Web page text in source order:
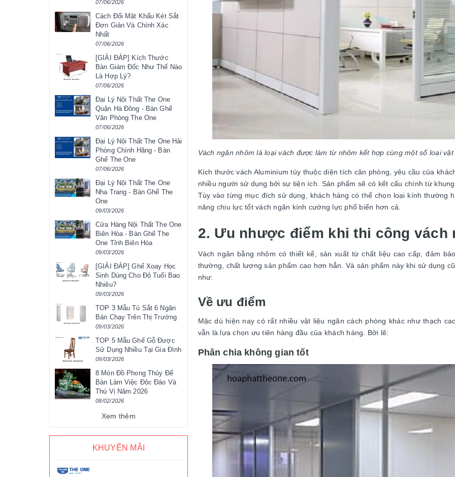
Vách ngăn nhôm là loại vách được làm từ nhôm kết hợp cùng một số loại
Kích thước vách Aluminium tùy thuộc diện tích căn phòng, yêu cầu của
nhiều người sử dụng bởi sự tiện ích. Sản phẩm sẽ có kết cấu chính từ
Tùy vào từng mục đích sử dụng, khách hàng có thể chọn loại kính thường
năng chịu lực tốt vách ngăn kính cường lực phổ biến hơn cả.
2. Ưu nhược điểm khi thi công vách
Vách ngăn bằng nhôm có thiết kế, sản xuất từ chất liệu cao cấp, đảm
thường, chất lượng sản phẩm cao hơn hẳn. Và sản phẩm này khi sử dụng
như:
Về ưu điểm
Mặc dù hiện nay có rất nhiều vật liệu ngăn cách phòng khác như thạch
vẫn là lựa chọn ưu tiên hàng đầu của khách hàng. Bởi lẽ:
Phân chia không gian tốt
07/06/2026
Cách Đổi Mật Khẩu Két Sắt
Đơn Giản Và Chính Xác
Nhất
07/06/2026
[GIẢI ĐÁP] Kích Thước
Bàn Giám Đốc Như Thế Nào
Là Hợp Lý?
07/06/2026
Đại Lý Nội Thất The One
Quận Hà Đông - Bàn Ghế
Văn Phòng The One
07/06/2026
Đại Lý Nội Thất The One Hải
Phòng Chính Hãng - Bàn
Ghế The One
07/06/2026
Đại Lý Nội Thất The One
Nha Trang - Bàn Ghế The
One
09/03/2026
Cửa Hàng Nội Thất The One
Biên Hòa - Bàn Ghế The
One Tỉnh Biên Hòa
09/03/2026
[GIẢI ĐÁP] Ghế Xoay Học
Sinh Dùng Cho Độ Tuổi Bao
Nhiêu?
09/03/2026
TOP 3 Mẫu Tủ Sắt 6 Ngăn
Bán Chạy Trên Thị Trường
09/03/2026
TOP 5 Mẫu Ghế Gỗ Được
Sử Dụng Nhiều Tại Gia Đình
09/03/2026
8 Món Đồ Phong Thủy Để
Bàn Làm Việc Độc Đáo Và
Thú Vị Năm 2026
08/02/2026
Xem thêm
KHUYẾN MÃI